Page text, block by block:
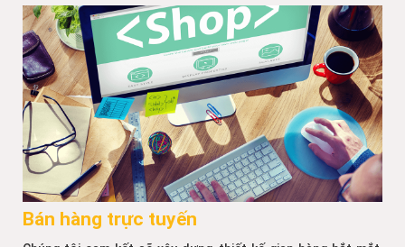
Bán hàng trực tuyến